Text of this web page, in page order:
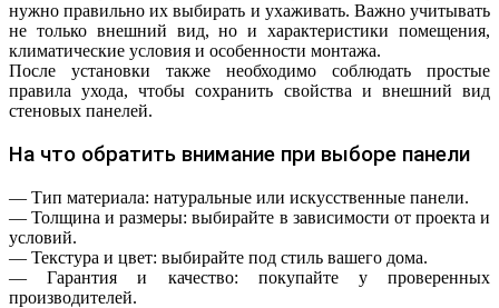
нужно правильно их выбирать и ухаживать. Важно учитывать
не только внешний вид, но и характеристики помещения,
климатические условия и особенности монтажа.
После установки также необходимо соблюдать простые
правила ухода, чтобы сохранить свойства и внешний вид
стеновых панелей.
На что обратить внимание при выборе панели
— Тип материала: натуральные или искусственные панели.
— Толщина и размеры: выбирайте в зависимости от проекта и
условий.
— Текстура и цвет: выбирайте под стиль вашего дома.
— Гарантия и качество: покупайте у проверенных
производителей.